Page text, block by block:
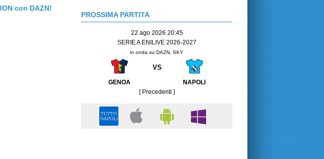
con DAZN!
PROSSIMA PARTITA
22 ago 2026 20:45
SERIE A ENILIVE 2026-2027
in onda su DAZN, SKY
VS
GENOA
NAPOLI
[ Precedenti ]